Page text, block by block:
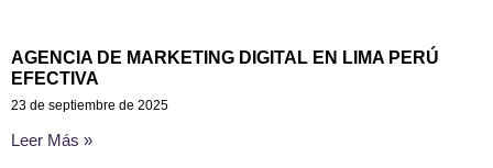
AGENCIA DE MARKETING DIGITAL EN LIMA PERÚ
EFECTIVA
23 de septiembre de 2025
Leer Más »